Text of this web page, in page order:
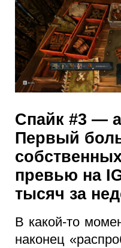
Спайк #3 —
Первый
превью на
тысяч за
В какой-то
наконец